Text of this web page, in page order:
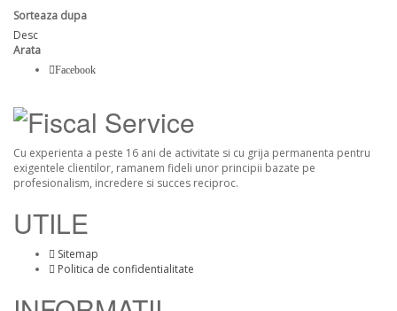
Sorteaza dupa
Desc
Arata
Facebook
Cu experienta a peste 16 ani de activitate si cu grija permanenta pentru
exigentele clientilor, ramanem fideli unor principii bazate pe
profesionalism, incredere si succes reciproc.
UTILE
Sitemap
Politica de confidentialitate